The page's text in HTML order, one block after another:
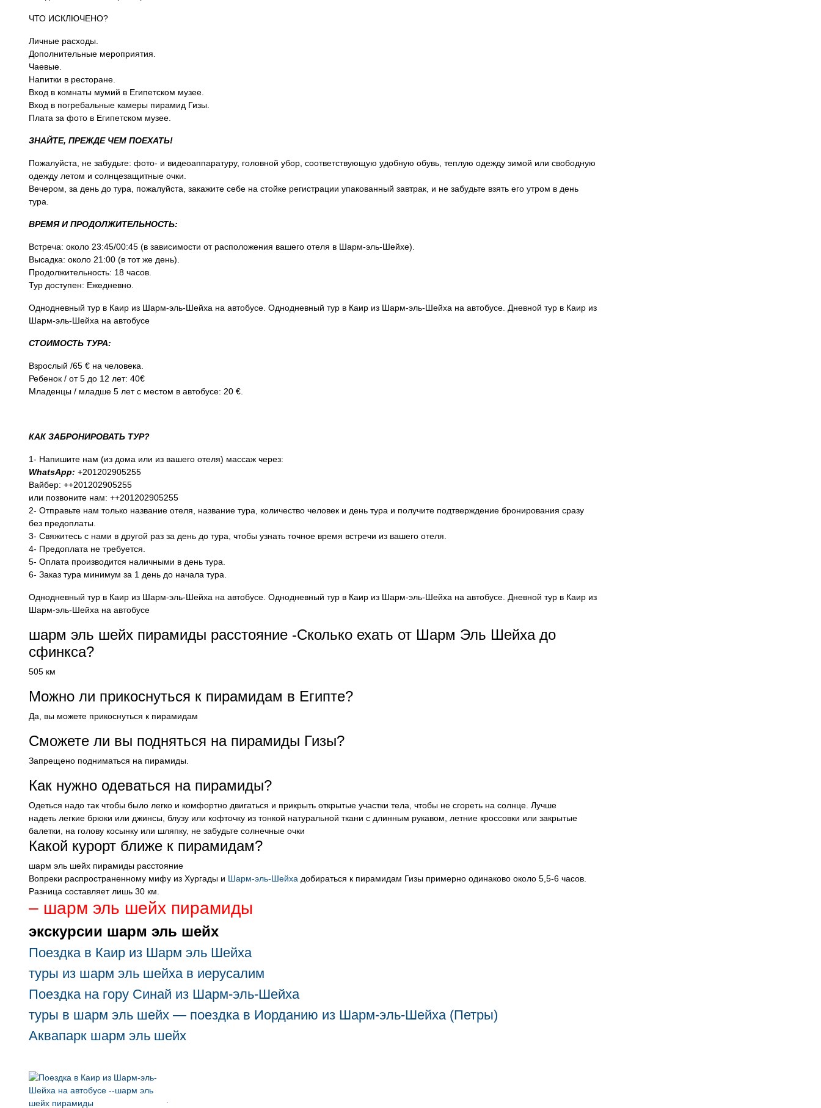
ЧТО ИСКЛЮЧЕНО?
Личные расходы.
Дополнительные мероприятия.
Чаевые.
Напитки в ресторане.
Вход в комнаты мумий в Египетском музее.
Вход в погребальные камеры пирамид Гизы.
Плата за фото в Египетском музее.
ЗНАЙТЕ, ПРЕЖДЕ ЧЕМ ПОЕХАТЬ!
Пожалуйста, не забудьте: фото- и видеоаппаратуру, головной убор, соответствующую удобную обувь, теплую одежду зимой или свободную
одежду летом и солнцезащитные очки.
Вечером, за день до тура, пожалуйста, закажите себе на стойке регистрации упакованный завтрак, и не забудьте взять его утром в день
тура.
ВРЕМЯ И ПРОДОЛЖИТЕЛЬНОСТЬ:
Встреча: около 23:45/00:45 (в зависимости от расположения вашего отеля в Шарм-эль-Шейхе).
Высадка: около 21:00 (в тот же день).
Продолжительность: 18 часов.
Тур доступен: Ежедневно.
Однодневный тур в Каир из Шарм-эль-Шейха на автобусе. Однодневный тур в Каир из Шарм-эль-Шейха на автобусе. Дневной тур в Каир из
Шарм-эль-Шейха на автобусе
СТОИМОСТЬ ТУРА:
Взрослый /65 € на человека.
Ребенок / от 5 до 12 лет: 40€
Младенцы / младше 5 лет с местом в автобусе: 20 €.
КАК ЗАБРОНИРОВАТЬ ТУР?
1- Напишите нам (из дома или из вашего отеля) массаж через:
WhatsApp: +201202905255
Вайбер: ++201202905255
или позвоните нам: ++201202905255
2- Отправьте нам только название отеля, название тура, количество человек и день тура и получите подтверждение бронирования сразу
без предоплаты.
3- Свяжитесь с нами в другой раз за день до тура, чтобы узнать точное время встречи из вашего отеля.
4- Предоплата не требуется.
5- Оплата производится наличными в день тура.
6- Заказ тура минимум за 1 день до начала тура.
Однодневный тур в Каир из Шарм-эль-Шейха на автобусе. Однодневный тур в Каир из Шарм-эль-Шейха на автобусе. Дневной тур в Каир из
Шарм-эль-Шейха на автобусе
шарм эль шейх пирамиды расстояние -Сколько ехать от Шарм Эль Шейха до
сфинкса?
505 км
Можно ли прикоснуться к пирамидам в Египте?
Да, вы можете прикоснуться к пирамидам
Сможете ли вы подняться на пирамиды Гизы?
Запрещено подниматься на пирамиды.
Как нужно одеваться на пирамиды?
Одеться надо так чтобы было легко и комфортно двигаться и прикрыть открытые участки тела, чтобы не сгореть на солнце. Лучше
надеть легкие брюки или джинсы, блузу или кофточку из тонкой натуральной ткани с длинным рукавом, летние кроссовки или закрытые
балетки, на голову косынку или шляпку, не забудьте солнечные очки
Какой курорт ближе к пирамидам?
‪шарм эль шейх пирамиды расстояние‬‏
Вопреки распространенному мифу из Хургады и Шарм-эль-Шейха добираться к пирамидам Гизы примерно одинаково около 5,5-6 часов.
Разница составляет лишь 30 км.
– шарм эль шейх пирамиды
экскурсии шарм эль шейх
Поездка в Каир из Шарм эль Шейха
туры из шарм эль шейха в иерусалим
Поездка на гору Синай из Шарм-эль-Шейха
туры в шарм эль шейх — поездка в Иорданию из Шарм-эль-Шейха (Петры)
Аквапарк шарм эль шейх